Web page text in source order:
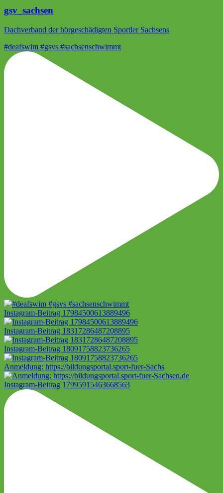
gsv_sachsen
Dachverband der hörgeschädigten Sportler Sachsens
#deafswim #gsvs #sachsenschwimmt
Instagram-Beitrag 17984500613889496
Instagram-Beitrag 18317286487208895
Instagram-Beitrag 18091758823736265
Anmeldung: https://bildungsportal.sport-fuer-Sachs
Instagram-Beitrag 17995915463668563